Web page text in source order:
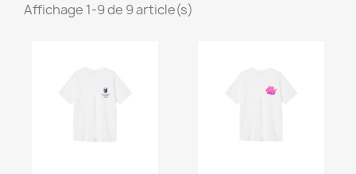
Affichage 1-9 de 9 article(s)